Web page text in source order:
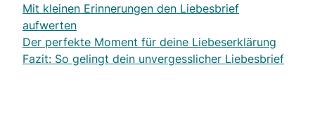
Mit kleinen Erinnerungen den Liebesbrief
aufwerten
Der perfekte Moment für deine Liebeserklärung
Fazit: So gelingt dein unvergesslicher Liebesbrief